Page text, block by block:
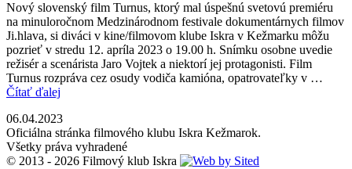
Nový slovenský film Turnus, ktorý mal úspešnú svetovú premiéru
na minuloročnom Medzinárodnom festivale dokumentárnych filmov
Ji.hlava, si diváci v kine/filmovom klube Iskra v Kežmarku môžu
pozrieť v stredu 12. apríla 2023 o 19.00 h. Snímku osobne uvedie
režisér a scenárista Jaro Vojtek a niektorí jej protagonisti. Film
Turnus rozpráva cez osudy vodiča kamióna, opatrovateľky v …
Čítať ďalej
06.04.2023
Oficiálna stránka filmového klubu Iskra Kežmarok.
Všetky práva vyhradené
© 2013 - 2026 Filmový klub Iskra